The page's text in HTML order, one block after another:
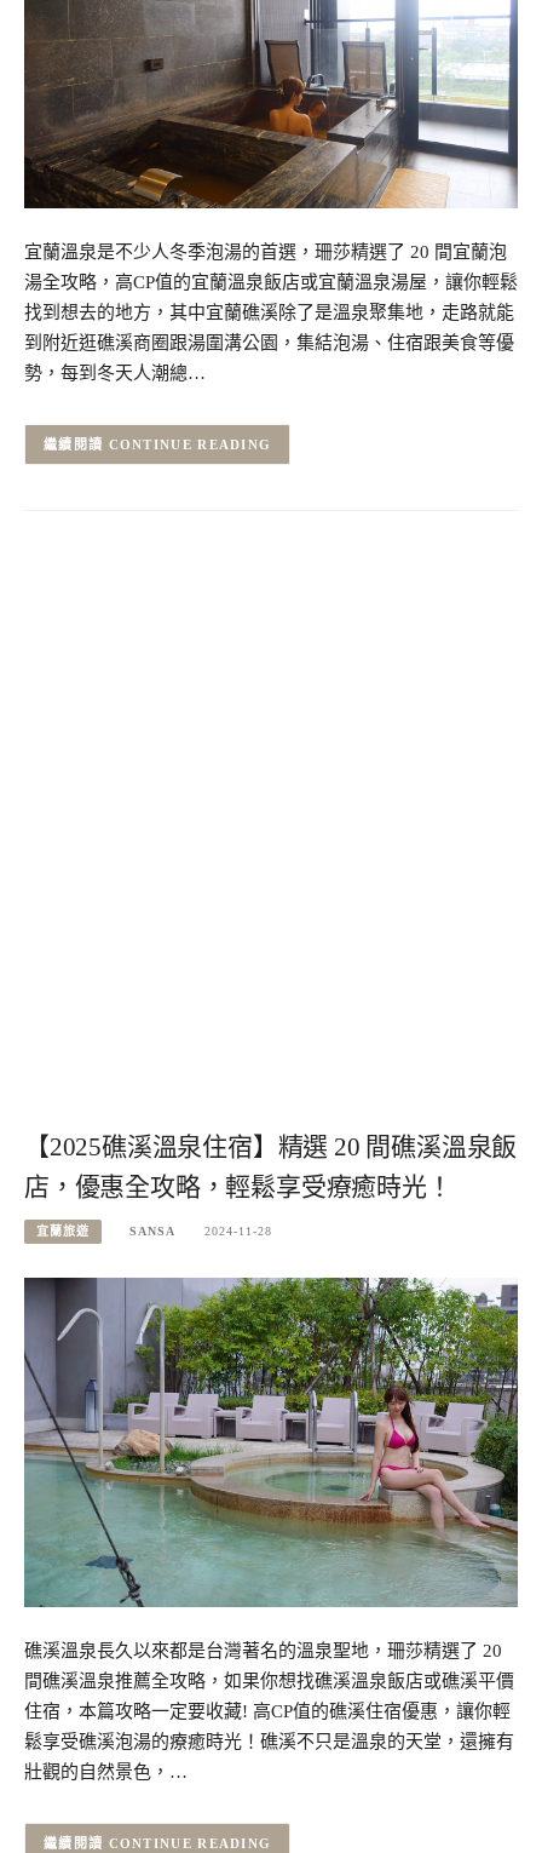
宜蘭溫泉是不少人冬季泡湯的首選，珊莎精選了 20 間宜蘭泡
湯全攻略，高CP值的宜蘭溫泉飯店或宜蘭溫泉湯屋，讓你輕鬆
找到想去的地方，其中宜蘭礁溪除了是溫泉聚集地，走路就能
到附近逛礁溪商圈跟湯圍溝公園，集結泡湯、住宿跟美食等優
勢，每到冬天人潮總…
CONTINUE READING
【2025礁溪溫泉住宿】精選 20 間礁溪溫泉飯
店，優惠全攻略，輕鬆享受療癒時光！
宜蘭旅遊 SANSA 2024-11-28
礁溪溫泉長久以來都是台灣著名的溫泉聖地，珊莎精選了 20
間礁溪溫泉推薦全攻略，如果你想找礁溪溫泉飯店或礁溪平價
住宿，本篇攻略一定要收藏! 高CP值的礁溪住宿優惠，讓你輕
鬆享受礁溪泡湯的療癒時光！礁溪不只是溫泉的天堂，還擁有
壯觀的自然景色，…
CONTINUE READING